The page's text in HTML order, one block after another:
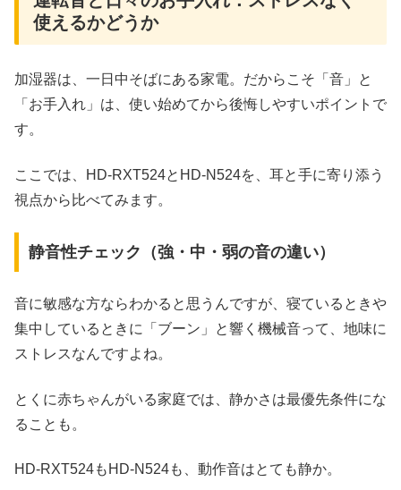
使えるかどうか
加湿器は、一日中そばにある家電。だからこそ「音」と
「お手入れ」は、使い始めてから後悔しやすいポイントで
す。
ここでは、HD‑RXT524とHD‑N524を、耳と手に寄り添う
視点から比べてみます。
静音性チェック（強・中・弱の音の違い）
音に敏感な方ならわかると思うんですが、寝ているときや
集中しているときに「ブーン」と響く機械音って、地味に
ストレスなんですよね。
とくに赤ちゃんがいる家庭では、静かさは最優先条件にな
ることも。
HD‑RXT524もHD‑N524も、動作音はとても静か。